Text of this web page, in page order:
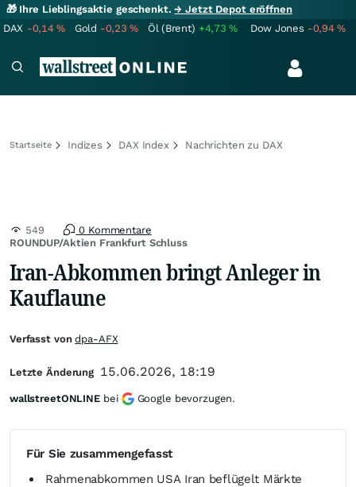
🎁 Ihre Lieblingsaktie geschenkt.→ Jetzt Depot eröffnen
DAX -0,14% Gold -0,23% Öl (Brent) +4,73% Dow Jones -0,94%
Startseite Indizes DAX Index Nachrichten zu DAX
ROUNDUP/Aktien Frankfurt Schluss
549 0 Kommentare
Iran-Abkommen bringt Anleger in
Kauflaune
Für Sie zusammengefasst
Rahmenabkommen USA Iran beflügelt Märkte
Verfasst vondpa-AFX
Letzte Änderung 15.06.2026, 18:19
wallstreetONLINE bei Google bevorzugen.